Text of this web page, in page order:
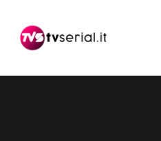
navigazione
contenuto
barra
primaria